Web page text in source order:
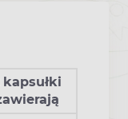
kapsułki